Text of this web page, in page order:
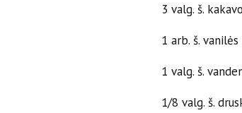
3 valg. š.
1 arb. š.
1 valg. š.
1/8 valg. š.